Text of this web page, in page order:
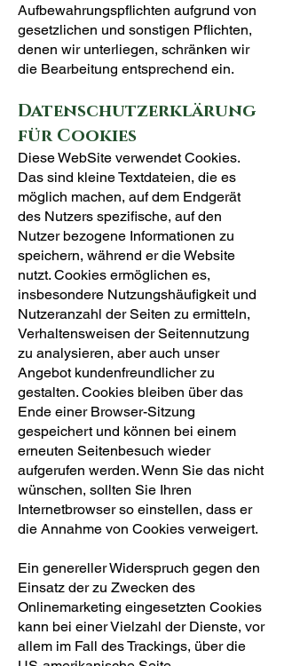
Aufbewahrungspflichten aufgrund von
gesetzlichen und sonstigen Pflichten,
denen wir unterliegen, schränken wir
die Bearbeitung entsprechend ein.
Datenschutzerklärung
für Cookies
Diese WebSite verwendet Cookies.
Das sind kleine Textdateien, die es
möglich machen, auf dem Endgerät
des Nutzers spezifische, auf den
Nutzer bezogene Informationen zu
speichern, während er die Website
nutzt. Cookies ermöglichen es,
insbesondere Nutzungshäufigkeit und
Nutzeranzahl der Seiten zu ermitteln,
Verhaltensweisen der Seitennutzung
zu analysieren, aber auch unser
Angebot kundenfreundlicher zu
gestalten. Cookies bleiben über das
Ende einer Browser-Sitzung
gespeichert und können bei einem
erneuten Seitenbesuch wieder
aufgerufen werden. Wenn Sie das nicht
wünschen, sollten Sie Ihren
Internetbrowser so einstellen, dass er
die Annahme von Cookies verweigert.
Ein genereller Widerspruch gegen den
Einsatz der zu Zwecken des
Onlinemarketing eingesetzten Cookies
kann bei einer Vielzahl der Dienste, vor
allem im Fall des Trackings, über die